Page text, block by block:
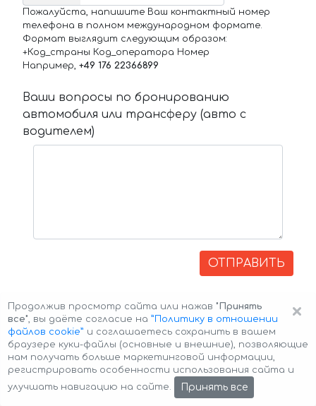
Пожалуйста, напишите Ваш контактный номер
телефона в полном международном формате.
Формат выглядит следующим образом:
+Код_страны Код_оператора Номер
Например, +49 176 22366899
Ваши вопросы по бронированию
автомобиля или трансферу (авто с
водителем)
ОТПРАВИТЬ
Авторские права © 2026 Авто-Аренда Cookie Policy
×
Продолжив просмотр сайта или нажав "Принять
все", вы даёте согласие на ”Политику в отношении
файлов cookie” и соглашаетесь сохранить в вашем
браузере куки-файлы (основные и внешние), позволяющие
нам получать больше маркетинговой информации,
регистрировать особенности использования сайта и
улучшать навигацию на сайте.
Принять все